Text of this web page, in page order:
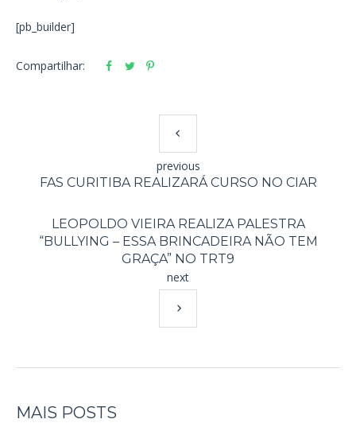
[pb_builder]
Compartilhar:
FAS CURITIBA REALIZARÁ CURSO NO CIAR
previous
LEOPOLDO VIEIRA REALIZA PALESTRA
“BULLYING – ESSA BRINCADEIRA NÃO TEM
GRAÇA” NO TRT9
next
MAIS POSTS